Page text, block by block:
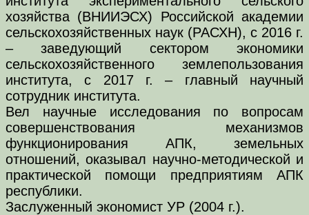
хозяйства (ВНИИЭСХ) Российской академии
сельскохозяйственных наук (РАСХН), с 2016 г.
– заведующий сектором экономики
сельскохозяйственного землепользования
института, с 2017 г. – главный научный
сотрудник института.
Вел научные исследования по вопросам
совершенствования механизмов
функционирования АПК, земельных
отношений, оказывал научно-методической и
практической помощи предприятиям АПК
республики.
Заслуженный экономист УР (2004 г.).